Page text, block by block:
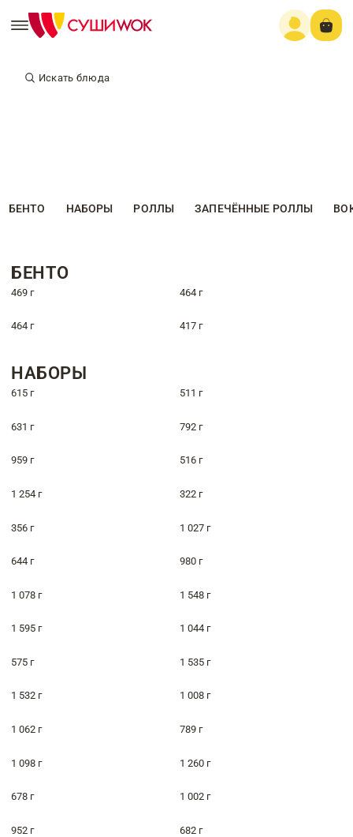
Искать блюда
БЕНТО НАБОРЫ РОЛЛЫ ЗАПЕЧЁННЫЕ РОЛЛЫ
БЕНТО
469 г 464 г
464 г 417 г
НАБОРЫ
615 г 511 г
631 г 792 г
959 г 516 г
1 254 г 322 г
356 г 1 027 г
644 г 980 г
1 078 г 1 548 г
1 595 г 1 044 г
575 г 1 535 г
1 532 г 1 008 г
1 062 г 789 г
1 098 г 1 260 г
678 г 1 002 г
952 г 682 г